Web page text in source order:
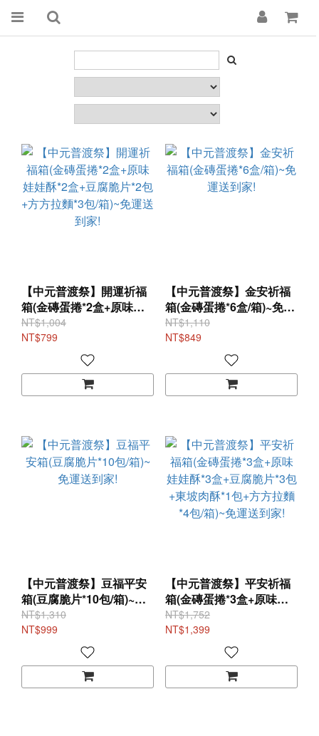
【中元普渡祭】開運祈福
箱(金磚蛋捲*2盒+原味娃
娃酥*2盒+豆腐脆片*2包
+方方拉麵*3包/箱)~免運送
NT$1,004
NT$799
【中元普渡祭】金安祈福
箱(金磚蛋捲*6盒/箱)~免運
送到家!
NT$1,110
NT$849
【中元普渡祭】豆福平安
箱(豆腐脆片*10包/箱)~免
運送到家!
NT$1,310
NT$999
【中元普渡祭】平安祈福
箱(金磚蛋捲*3盒+原味娃
娃酥*3盒+豆腐脆片*3包
+東坡肉酥*1包+方方拉麵
*4包/箱)~免運送到家!
NT$1,752
NT$1,399